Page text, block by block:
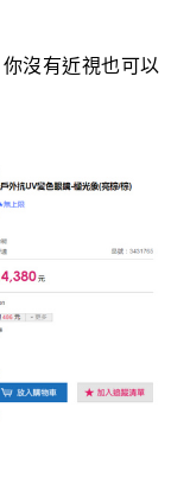
沒有近視也可以